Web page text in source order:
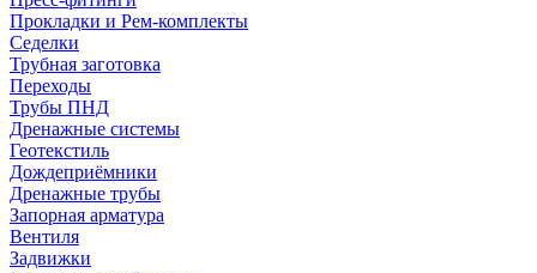
Прокладки и Рем-комплекты
Седелки
Трубная заготовка
Переходы
Трубы ПНД
Дренажные системы
Геотекстиль
Дождеприёмники
Дренажные трубы
Запорная арматура
Вентиля
Задвижки